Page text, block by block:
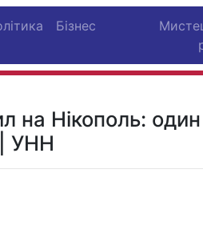
Бізнес
на Нікополь:
УНН